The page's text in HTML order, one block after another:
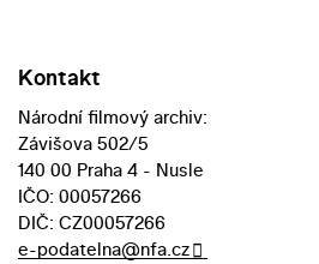
Kontakt
Národní filmový archiv:
Závišova 502/5
140 00 Praha 4 - Nusle
IČO: 00057266
DIČ: CZ00057266
e-podatelna@nfa.cz